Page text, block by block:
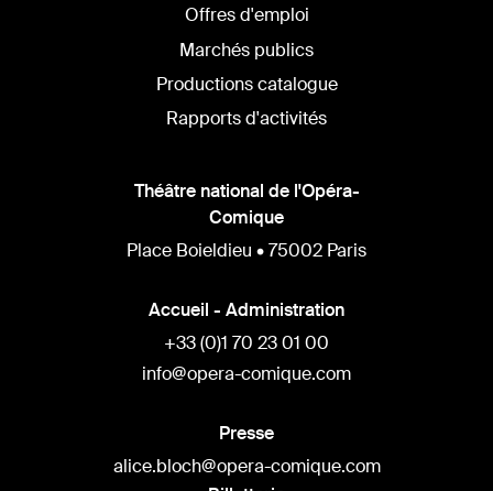
Offres d'emploi
Marchés publics
Productions catalogue
Rapports d'activités
Théâtre national de l'Opéra-
Comique
Place Boieldieu • 75002 Paris
Accueil - Administration
+33 (0)1 70 23 01 00
info@opera-comique.com
Presse
alice.bloch@opera-comique.com